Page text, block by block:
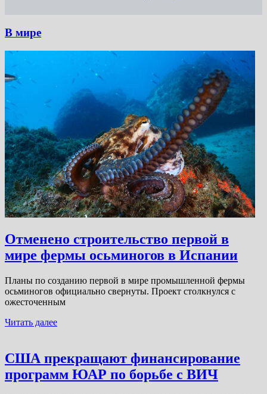
В мире
Отменено строительство первой в
мире фермы осьминогов в Испании
Планы по созданию первой в мире промышленной фермы
осьминогов официально свернуты. Проект столкнулся с
ожесточенным
Читать далее
США прекращают финансирование
программ ЮАР по борьбе с ВИЧ